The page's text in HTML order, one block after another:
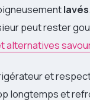
lavés
peut rester
alternatives
et
longtemps et